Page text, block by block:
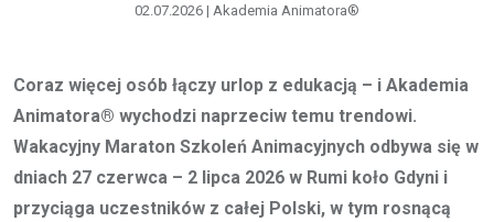
02.07.2026 | Akademia Animatora®
Coraz więcej osób łączy urlop z edukacją – i Akademia
Animatora® wychodzi naprzeciw temu trendowi.
Wakacyjny Maraton Szkoleń Animacyjnych odbywa się w
dniach 27 czerwca – 2 lipca 2026 w Rumi koło Gdyni i
przyciąga uczestników z całej Polski, w tym rosnącą